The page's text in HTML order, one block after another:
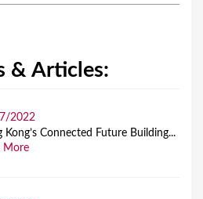
& Articles:
2022
Kong’s Connected Future Building...
More